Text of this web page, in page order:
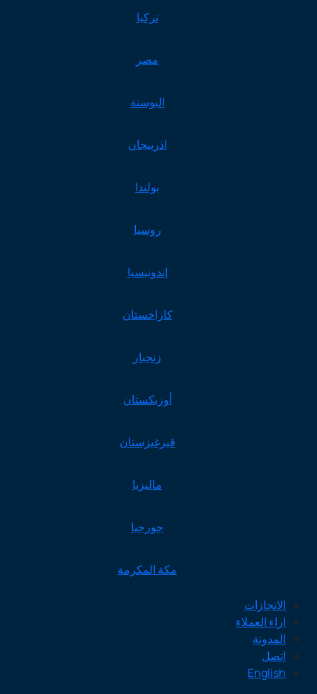
تركيا
مصر
البوسنة
اذربيجان
بولندا
روسيا
إندونيسيا
كازاخستان
زنجبار
أوزبكستان
قيرغيزستان
ماليزيا
جورجيا
مكة المكرمة
الانجازات
اراء العملاء
المدونة
اتصل
English